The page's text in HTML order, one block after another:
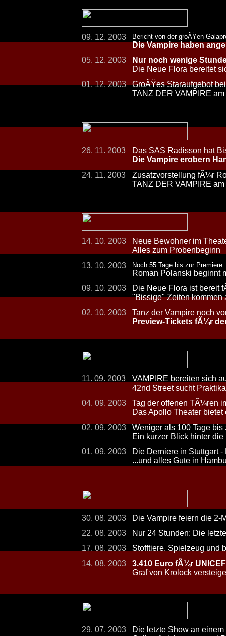
09. 12. 2003 Bericht von der groÃŸen
Die Vampire haben
05. 12. 2003
Nur noch wenige
Die Neue Flora bereitet
01. 12. 2003
GroÃŸes Staraufgebot
TANZ DER VAMPIRE
26. 11. 2003
Das SAS Radisson hat
Die Vampire erobern
24. 11. 2003
Zusatzvorstellung fÃ¼r
TANZ DER VAMPIRE
14. 10. 2003
Neue Bewohner im
Alles zum Probenbeginn
13. 10. 2003
Noch 55 Tage bis zur Premiere
Roman Polanski beginnt
09. 10. 2003
Die Neue Flora ist bereit
"Bissige" Zeiten kommen
02. 10. 2003
Tanz der Vampire noch
Preview-Tickets fÃ¼r
11. 09. 2003
VAMPIRE bereiten sich
42nd Street sucht
04. 09. 2003
Tag der offenen TÃ¼ren
Das Apollo Theater
02. 09. 2003
Weniger als 100 Tage
Ein kurzer Blick hinter
01. 09. 2003
Die Derniere in Stuttgart -
...und alles Gute in
30. 08. 2003
Die Vampire feiern die 2-
22. 08. 2003
Nur 24 Stunden: Die
17. 08. 2003
Stofftiere, Spielzeug und
14. 08. 2003
3.410 Euro fÃ¼r UNICEF
Graf von Krolock
29. 07. 2003
Die letzte Show an